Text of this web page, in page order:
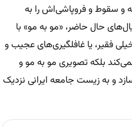
و سقوط و فروپاشی‌اش را به
حال حاضر، «مو به مو» با
فقیر، یا غافلگیری‌‌های عجیب و
بلکه تصویری مو به مو و
و به زیست جامعه ایرانی نزدیک